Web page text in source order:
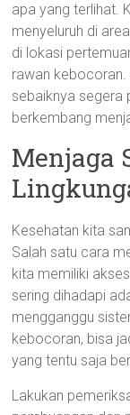
apa yang terlihat.
menyeluruh di
di lokasi
rawan
sebaiknya segera
berkembang
Menjaga
Kesehatan kita
Salah satu cara
kita memiliki
sering dihadapi
mengganggu
kebocoran, bisa
yang tentu saja
Lakukan